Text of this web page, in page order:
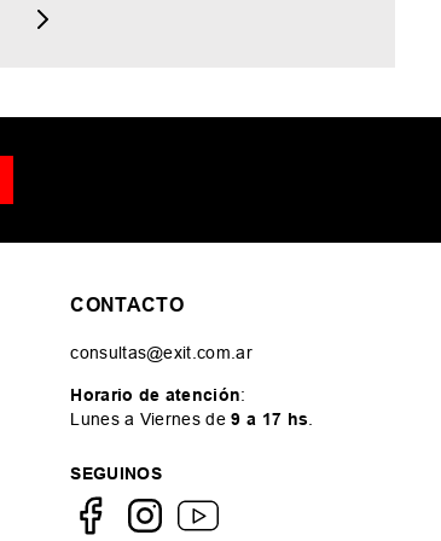
CONTACTO
consultas@exit.com.ar
Horario de atención:
Lunes a Viernes de9 a 17 hs
SEGUINOS